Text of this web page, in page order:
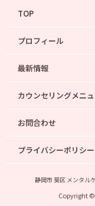
TOP
プロフィール
最新情報
カウンセリングメニ
お問合わせ
プライバシーポリシー
静岡市 葵区 メンタル
Copyright ©